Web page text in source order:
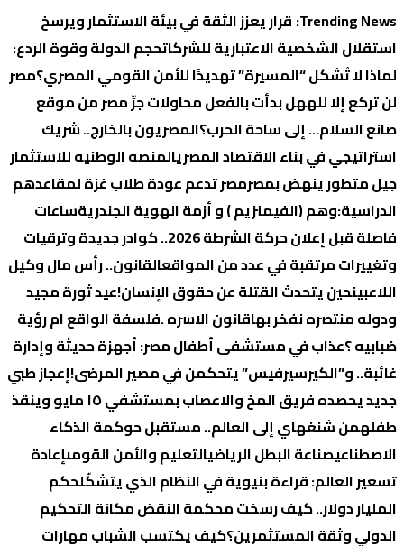
التجاوز
إلى
المحتوى
Trending News: قرار يعزز الثقة في بيئة الاستثمار ويرسخ
استقلال الشخصية الاعتبارية للشركاتحجم الدولة وقوة الردع:
لماذا لا تُشكل “المسيرة” تهديدًا للأمن القومي المصري؟‏مصر
لن تركع إلا للههل بدأت بالفعل محاولات جرِّ مصر من موقع
صانع السلام… إلى ساحة الحرب؟المصريون بالخارج.. شريك
استراتيجي في بناء الاقتصاد المصريالمنصه الوطنيه للاستثمار
جيل متطور ينهض بمصرمصر تدعم عودة طلاب غزة لمقاعدهم
الدراسية:وهم (الفيمنزيم ) و أزمة الهوية الجندريةساعات
فاصلة قبل إعلان حركة الشرطة 2026.. كوادر جديدة وترقيات
وتغييرات مرتقبة في عدد من المواقعالقانون.. رأس مال وكيل
اللاعبينحين يتحدث القتلة عن حقوق الإنسان!عيد ثورة مجيد
ودوله منتصره نفخر بهاقانون الاسره .فلسفة الواقع ام رؤية
ضبابيه ؟عذاب في مستشفى أطفال مصر: أجهزة حديثة وإدارة
غائبة.. و”الكيرسيرفيس” يتحكمن في مصير المرضى!إعجاز طبي
جديد يحصده فريق المخ والاعصاب بمستشفي ١٥ مايو وينقذ
طفلهمن شنغهاي إلى العالم.. مستقبل حوكمة الذكاء
الاصطناعيصناعة البطل الرياضيالتعليم والأمن القومىإعادة
تسعير العالم: قراءة بنيوية في النظام الذي يتشكّلحكم
المليار دولار.. كيف رسخت محكمة النقض مكانة التحكيم
الدولي وثقة المستثمرين؟كيف يكتسب الشباب مهارات